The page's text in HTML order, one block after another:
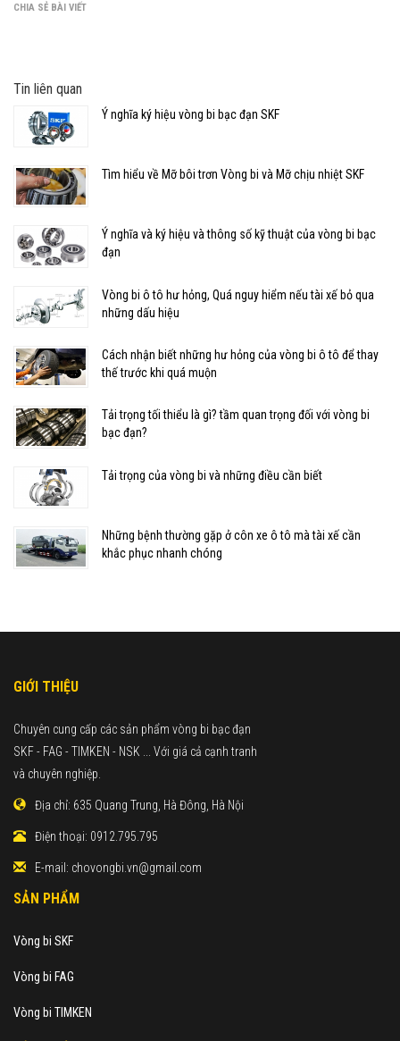
CHIA SẺ BÀI VIẾT
Tin liên quan
Ý nghĩa ký hiệu vòng bi bạc đạn SKF
Tìm hiểu về Mỡ bôi trơn Vòng bi và Mỡ chịu nhiệt SKF
Ý nghĩa và ký hiệu và thông số kỹ thuật của vòng bi bạc
đạn
Vòng bi ô tô hư hỏng, Quá nguy hiểm nếu tài xế bỏ qua
những dấu hiệu
Cách nhận biết những hư hỏng của vòng bi ô tô để thay
thế trước khi quá muộn
Tải trọng tối thiểu là gì? tầm quan trọng đối với vòng bi
bạc đạn?
Tải trọng của vòng bi và những điều cần biết
Những bệnh thường gặp ở côn xe ô tô mà tài xế cần
khắc phục nhanh chóng
GIỚI THIỆU
Chuyên cung cấp các sản phẩm vòng bi bạc đạn
SKF - FAG - TIMKEN - NSK ... Với giá cả cạnh tranh
và chuyên nghiệp.
Địa chỉ: 635 Quang Trung, Hà Đông, Hà Nội
Điện thoại: 0912.795.795
E-mail: chovongbi.vn@gmail.com
SẢN PHẨM
Vòng bi SKF
Vòng bi FAG
Vòng bi TIMKEN